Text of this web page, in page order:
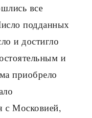
все
подданных
и достигло
и
приобрело
с Московией,